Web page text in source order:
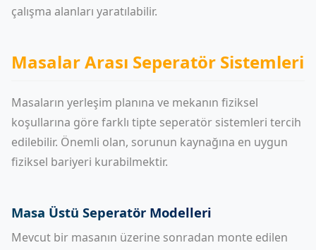
çalışma alanları yaratılabilir.
Masalar Arası Seperatör Sistemleri
Masaların yerleşim planına ve mekanın fiziksel
koşullarına göre farklı tipte seperatör sistemleri tercih
edilebilir. Önemli olan, sorunun kaynağına en uygun
fiziksel bariyeri kurabilmektir.
Masa Üstü Seperatör Modelleri
Mevcut bir masanın üzerine sonradan monte edilen